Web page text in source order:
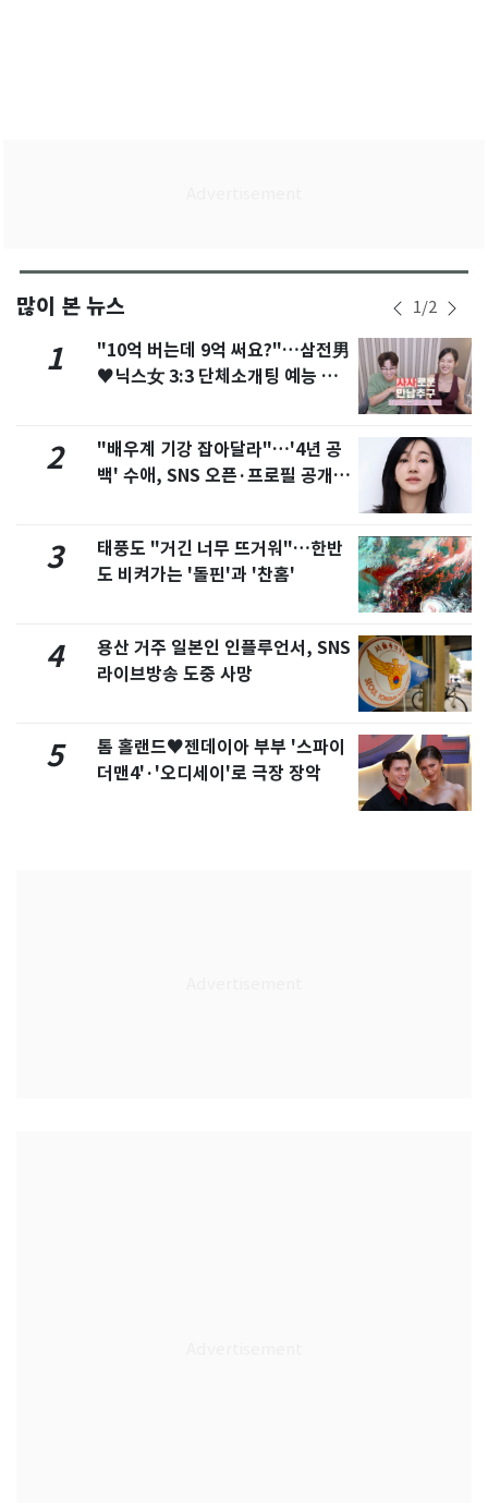
많이 본 뉴스 1/2
1
"10억 버는데 9억 써요?"…삼전男
♥닉스女 3:3 단체소개팅 예능 화
2
"배우계 기강 잡아달라"…'4년 공
백' 수애, SNS 오픈·프로필 공개
3
태풍도 "거긴 너무 뜨거워"…한반
도 비켜가는 '돌핀'과 '찬홈'
4
용산 거주 일본인 인플루언서, SNS
라이브방송 도중 사망
5
톰 홀랜드♥젠데이아 부부 '스파이
더맨4'·'오디세이'로 극장 장악